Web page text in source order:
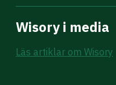
Wisory i media
Läs artiklar om Wisory